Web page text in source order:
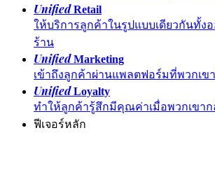
UnifiedRetail
ให้บริการลูกค้าในรูปแบบเดียวกันทั้ง
ร้าน
UnifiedMarketing
เข้าถึงลูกค้าผ่านแพลตฟอร์มที่พวกเข
UnifiedLoyalty
ทำให้ลูกค้ารู้สึกมีคุณค่าเมื่อพวกเขา
ฟีเจอร์หลัก